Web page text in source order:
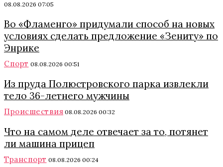
08.08.2026 07:05
Во «Фламенго» придумали способ на новых
условиях сделать предложение «Зениту» по
Энрике
Спорт 08.08.2026 00:51
Из пруда Полюстровского парка извлекли
тело 36-летнего мужчины
Происшествия 08.08.2026 00:32
Что на самом деле отвечает за то, потянет
ли машина прицеп
Транспорт 08.08.2026 00:24